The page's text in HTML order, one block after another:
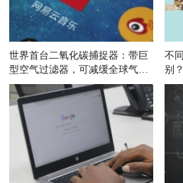
世界首台二氧化碳捕捉器：带巨
型空气过滤器，可减缓全球气候
变暖
不
别？